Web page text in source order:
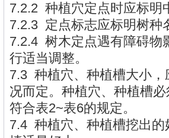
7.2.2 种植穴定点时应标明
7.2.3 定点标志应标明树种
7.2.4 树木定点遇有障碍物
行适当调整。
7.3 种植穴、种植槽大小
况而定。种植穴、种植槽
符合表2~表6的规定。
7.4 种植穴、种植槽挖出